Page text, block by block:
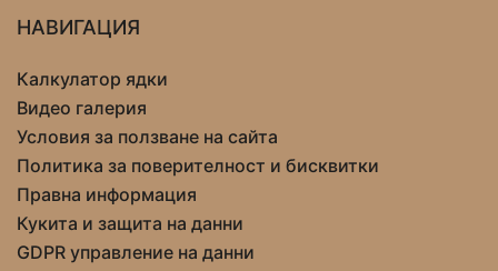
НАВИГАЦИЯ
Калкулатор ядки
Видео галерия
Условия за ползване на сайта
Политика за поверителност и бисквитки
Правна информация
Кукита и защита на данни
GDPR управление на данни